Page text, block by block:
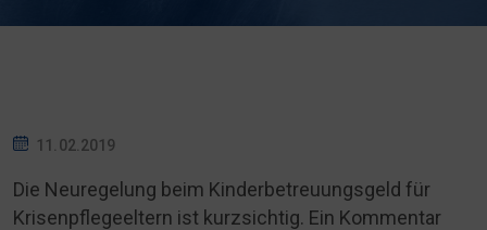
11.02.2019
Die Neuregelung beim Kinderbetreuungsgeld für
Krisenpflegeeltern ist kurzsichtig. Ein Kommentar